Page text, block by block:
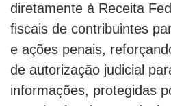
diretamente à Receita
fiscais de contribuintes
e ações penais,
de autorização judicial
informações, protegidas